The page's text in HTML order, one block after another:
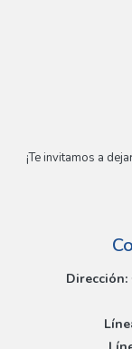
¡Te invitamos a
Dirección: